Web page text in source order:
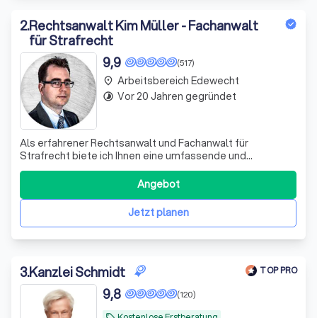
2.Rechtsanwalt Kim Müller - Fachanwalt
für Strafrecht
(517)
9,9
Als erfahrener Rechtsanwalt und Fachanwalt für
Strafrecht biete ich Ihnen eine umfassende und
ergebnisorientierte Rechtsberatung und
Strafverteidigung an. Meine Schwerpunkte liegen im
Bereich des allgemeinen Strafrechts, des
Betäubungsmittelstrafrechts und des Sexualstrafrechts.
Jetzt planen
Angebot
place Arbeitsbereich Edewecht
timelapse Vor 20 Jahren gegründet
3.Kanzlei Schmidt TOP PRO
(120)
9,8